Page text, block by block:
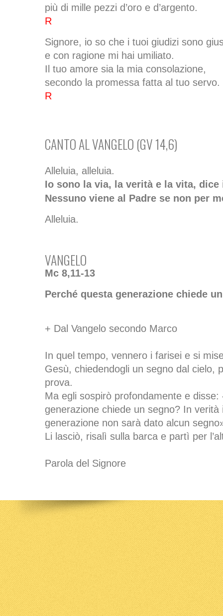
più di mille pezzi d’oro e d’argento.
R
Signore, io so che i tuoi giudizi sono
e con ragione mi hai umiliato.
Il tuo amore sia la mia consolazione,
secondo la promessa fatta al tuo servo.
R
CANTO AL VANGELO (GV 14,6)
Alleluia, alleluia.
Io sono la via, la verità e la vita, dice
Nessuno viene al Padre se non per
Alleluia.
VANGELO
Mc 8,11-13
Perché questa generazione chiede
+ Dal Vangelo secondo Marco
In quel tempo, vennero i farisei e si
Gesù, chiedendogli un segno dal cielo,
prova.
Ma egli sospirò profondamente e disse:
generazione chiede un segno? In
generazione non sarà dato alcun
Li lasciò, risalì sulla barca e partì per
Parola del Signore